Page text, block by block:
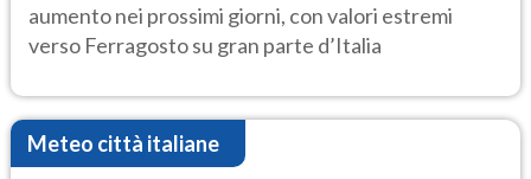
aumento nei prossimi giorni, con valori estremi
verso Ferragosto su gran parte d’Italia
Meteo città italiane